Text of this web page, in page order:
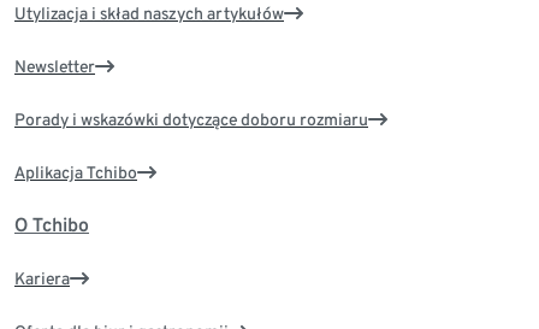
Utylizacja i skład naszych artykułów
Newsletter
Porady i wskazówki dotyczące doboru rozmiaru
Aplikacja Tchibo
O Tchibo
Kariera